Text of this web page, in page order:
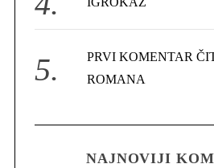
PRVI KOMENTAR
ROMANA
NAJNOVIJI